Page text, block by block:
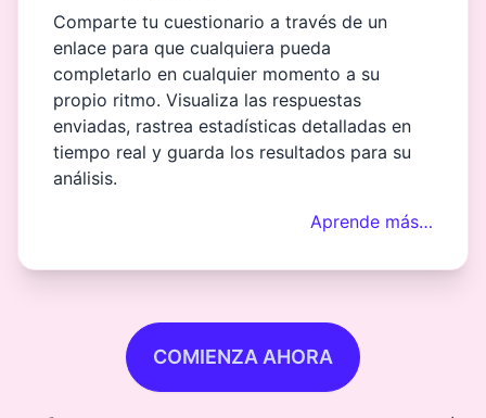
Comparte tu cuestionario a través de un
enlace para que cualquiera pueda
completarlo en cualquier momento a su
propio ritmo. Visualiza las respuestas
enviadas, rastrea estadísticas detalladas en
tiempo real y guarda los resultados para su
análisis.
Aprende más…
COMIENZA AHORA